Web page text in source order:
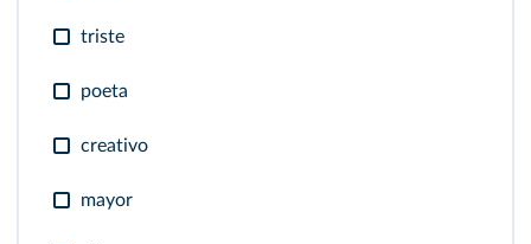
triste
poeta
creativo
mayor